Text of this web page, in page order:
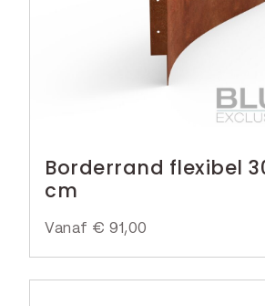
Borderrand flexibel
cm
Vanaf € 91,00